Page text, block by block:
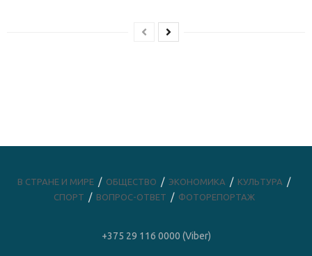
В СТРАНЕ И МИРЕ ОБЩЕСТВО ЭКОНОМИКА
КУЛЬТУРА
СПОРТ
ВОПРОС-ОТВЕТ ФОТОРЕПОРТАЖ
+375 29 116 0000 (Viber)